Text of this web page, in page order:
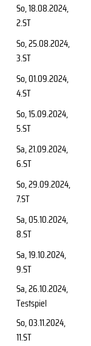
So, 18.08.2024,
2.ST
So, 25.08.2024,
3.ST
So, 01.09.2024,
4.ST
So, 15.09.2024,
5.ST
Sa, 21.09.2024,
6.ST
So, 29.09.2024,
7.ST
Sa, 05.10.2024,
8.ST
Sa, 19.10.2024,
9.ST
Sa, 26.10.2024,
Testspiel
So, 03.11.2024,
11.ST